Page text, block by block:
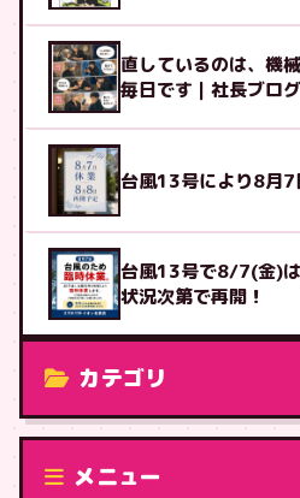
直しているのは、機
毎日です｜社長ブログ
台風13号により8月7
台風13号で8/7(金)
状況次第で再開！
カテゴリ
修理（機種から）
メニュー